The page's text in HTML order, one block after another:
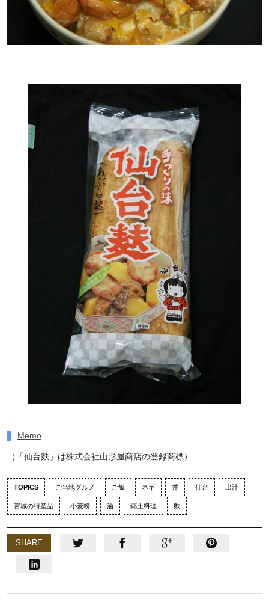
Memo
（「仙台麩」は株式会社山形屋商店の登録商標）
TOPICS ご当地グルメ ご飯 ネギ 丼 仙台 出汁
宮城の特産品 小麦粉 油 郷土料理 麩
SHARE